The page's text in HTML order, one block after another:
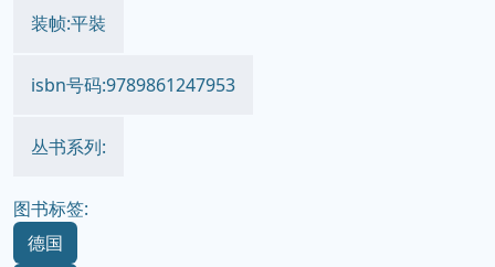
装帧:平裝
isbn号码:9789861247953
丛书系列:
图书标签:
德国